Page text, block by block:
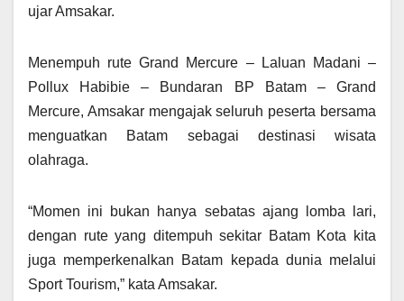
ujar Amsakar.
Menempuh rute Grand Mercure – Laluan Madani –
Pollux Habibie – Bundaran BP Batam – Grand
Mercure, Amsakar mengajak seluruh peserta bersama
menguatkan Batam sebagai destinasi wisata
olahraga.
“Momen ini bukan hanya sebatas ajang lomba lari,
dengan rute yang ditempuh sekitar Batam Kota kita
juga memperkenalkan Batam kepada dunia melalui
Sport Tourism,” kata Amsakar.